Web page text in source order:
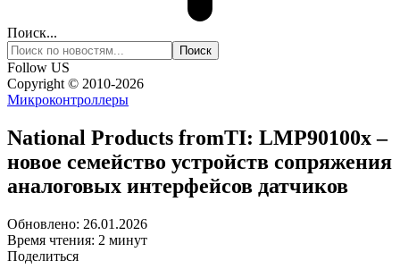
Поиск...
Follow US
Copyright © 2010-2026
Микроконтроллеры
National Products fromTI: LMP90100x –
новое семейство устройств сопряжения
аналоговых интерфейсов датчиков
Обновлено: 26.01.2026
Время чтения: 2 минут
Поделиться